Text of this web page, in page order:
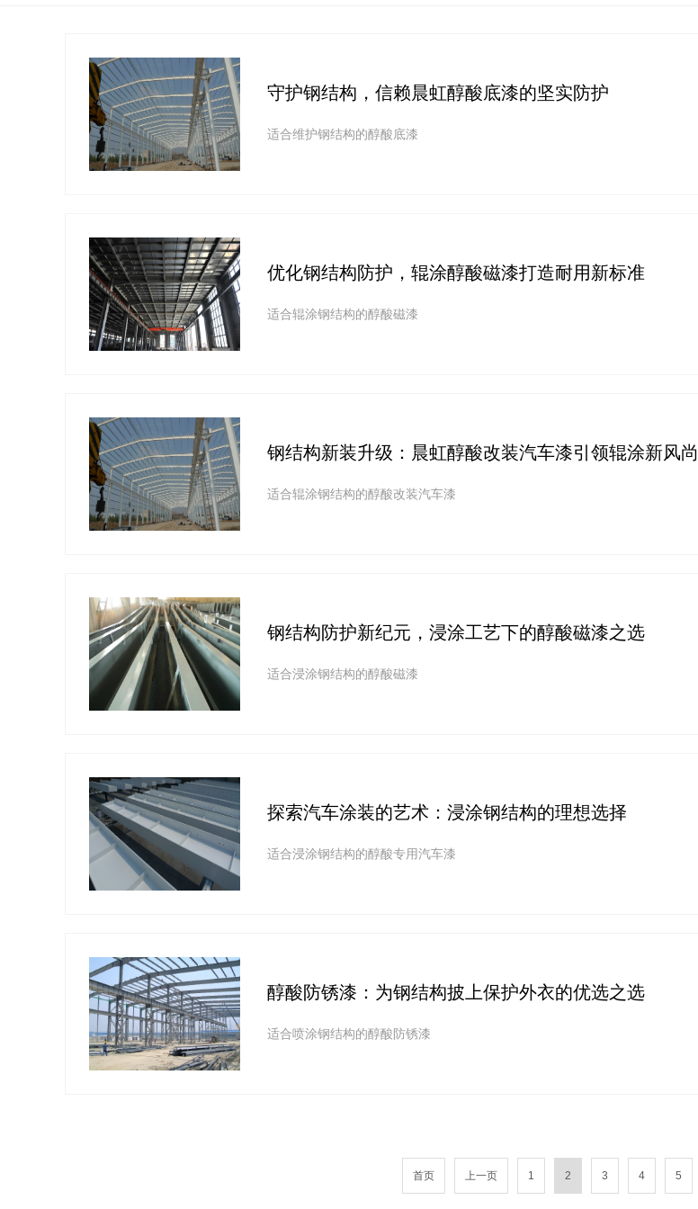
守护钢结构，信赖晨虹醇酸底漆的坚实防护
适合维护钢结构的醇酸底漆
优化钢结构防护，辊涂醇酸磁漆打造耐用新标准
适合辊涂钢结构的醇酸磁漆
钢结构新装升级：晨虹醇酸改装汽车漆引领辊涂新风尚
适合辊涂钢结构的醇酸改装汽车漆
钢结构防护新纪元，浸涂工艺下的醇酸磁漆之选
适合浸涂钢结构的醇酸磁漆
探索汽车涂装的艺术：浸涂钢结构的理想选择
适合浸涂钢结构的醇酸专用汽车漆
醇酸防锈漆：为钢结构披上保护外衣的优选之选
适合喷涂钢结构的醇酸防锈漆
首页 上一页 1 2 3 4 5